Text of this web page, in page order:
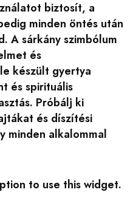
biztosít, a
minden öntés után
A sárkány szimbólum
és
készült gyertya
és spirituális
Próbálj ki
és díszítési
minden alkalommal
to use this widget.